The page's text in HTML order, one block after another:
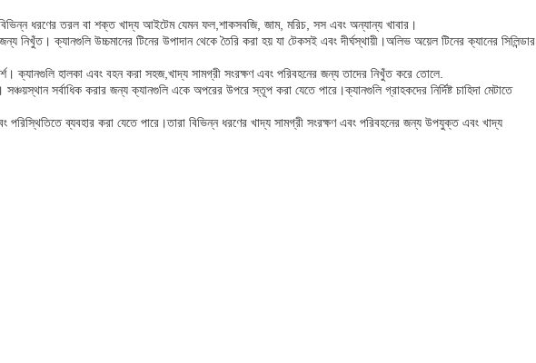
ধরণের তরল বা শক্ত খাদ্য আইটেম যেমন ফল,শাকসবজি, জাম, মরিচ, সস এবং অন্যান্য খাবার।
ক্যানগুলি উচ্চমানের টিনের উপাদান থেকে তৈরি করা হয় যা টেকসই এবং দীর্ঘস্থায়ী।অলিভ অয়েল টিনের ক্যানের সিলিন্ডার
ক্যানগুলি হালকা এবং বহন করা সহজ,খাদ্য সামগ্রী সংরক্ষণ এবং পরিবহনের জন্য তাদের নিখুঁত করে তোলে.
সর্বাধিক করার জন্য ক্যানগুলি একে অপরের উপরে স্তূপ করা যেতে পারে।ক্যানগুলি গ্রাহকদের নির্দিষ্ট চাহিদা মেটাতে
ব্যবহার করা যেতে পারে।তারা বিভিন্ন ধরণের খাদ্য সামগ্রী সংরক্ষণ এবং পরিবহনের জন্য উপযুক্ত এবং খাদ্য